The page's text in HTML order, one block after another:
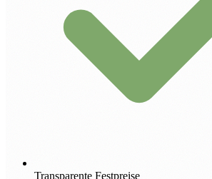
Transparente Festpreise